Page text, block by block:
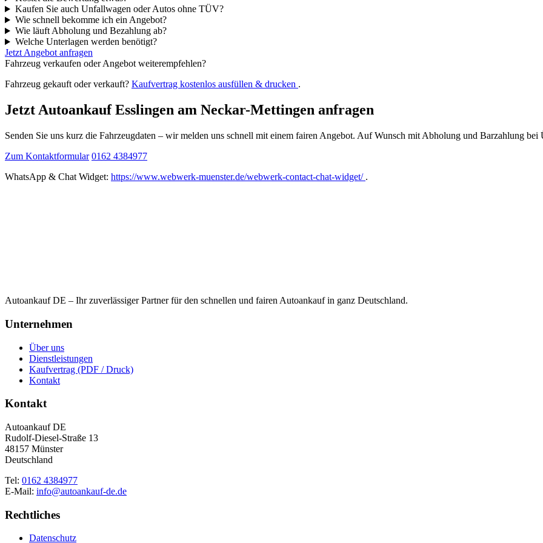
Kaufen Sie auch Unfallwagen oder Autos ohne TÜV?
Wie schnell bekomme ich ein Angebot?
Wie läuft Abholung und Bezahlung ab?
Welche Unterlagen werden benötigt?
Jetzt Angebot anfragen
Fahrzeug verkaufen oder Angebot weiterempfehlen?
Fahrzeug gekauft oder verkauft? Kaufvertrag kostenlos ausfüllen & drucken .
Jetzt Autoankauf Esslingen am Neckar-Mettingen anfragen
Senden Sie uns kurz die Fahrzeugdaten – wir melden uns schnell mit einem fairen Angebot. Auf Wunsch mit Abholung und Barzahlung bei
Zum Kontaktformular 0162 4384977
WhatsApp & Chat Widget: https://www.webwerk-muenster.de/webwerk-contact-chat-widget/ .
Autoankauf DE – Ihr zuverlässiger Partner für den schnellen und fairen Autoankauf in ganz Deutschland.
Unternehmen
Über uns
Dienstleistungen
Kaufvertrag (PDF / Druck)
Kontakt
Kontakt
Autoankauf DE
Rudolf-Diesel-Straße 13
48157 Münster
Deutschland
Tel: 0162 4384977
E-Mail: info@autoankauf-de.de
Rechtliches
Datenschutz